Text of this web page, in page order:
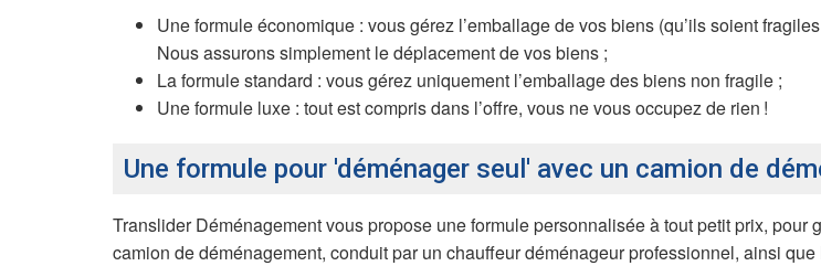
Une formule économique : vous gérez l’emballage de vos biens (qu’ils soient
Nous assurons simplement le déplacement de vos biens ;
La formule standard : vous gérez uniquement l’emballage des biens non fragile ;
Une formule luxe : tout est compris dans l’offre, vous ne vous occupez de rien !
Une formule pour 'déménager seul' avec un camion de
Translider Déménagement vous propose une formule personnalisée à tout petit prix,
camion de déménagement, conduit par un chauffeur déménageur professionnel, ainsi